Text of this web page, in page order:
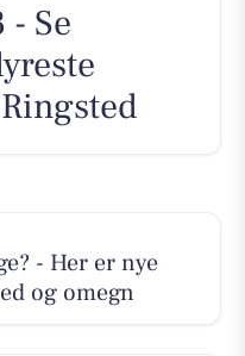
- Se
- Her er nye
og omegn